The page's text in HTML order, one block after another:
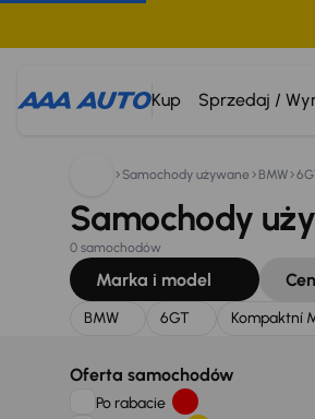
Kup Sprzedaj /
Szukam:
Samochody używane BMW
Samochody
0 samochodów
Marka i model
BMW 6GT Kompaktní
Oferta samochodów
Po rabacie